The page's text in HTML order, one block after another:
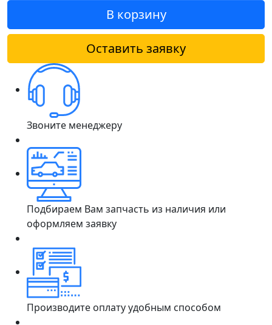
В корзину
Оставить заявку
Звоните менеджеру
Подбираем Вам запчасть из наличия или
оформляем заявку
Производите оплату удобным способом